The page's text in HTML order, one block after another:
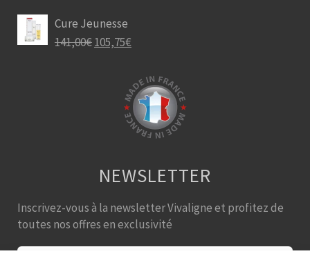
Cure Jeunesse
141,00€105,75€
NEWSLETTER
Inscrivez-vous à la newsletter Vivaligne et profitez de
toutes nos offres en exclusivité